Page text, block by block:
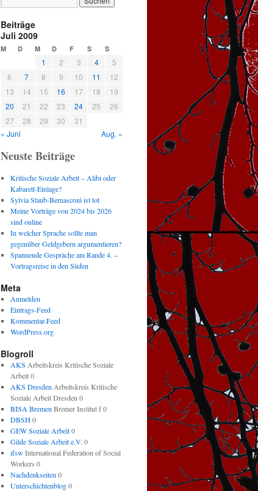
Beiträge
Juli 2009
M D M D F S S
1 2 3 4
5
6
7 8 9 10 11
12
13
14 15 16 17 18
19
20
21 22 23 24 25
26
27
28 29 30
31
« Juni
Aug. »
Neuste Beiträge
Kritische Soziale Arbeit – Alibi oder
Kabarett-Einlage?
Sylvia Staub-Bernasconi ist tot
Meine Vorträge von 2024 bis 2026
sind online
In welcher Sprache sollte man
gegenüber Geldgebern argumentieren?
Spannende Gespräche am Rande 4. –
Vortragsreise in den Süden
Meta
Anmelden
Eintrags-Feed
Kommentar-Feed
WordPress.org
Blogroll
AKS Arbeitskreis Kritische Soziale
Arbeit 0
AKS Dresden Arbeitskreis Kritische
Soziale Arbeit Dresden 0
BISA Bremen Bremer Institut f 0
DBSH0
GEW Soziale Arbeit0
Gilde Soziale Arbeit e.V. 0
ifswInternational Federation of Social
Workers 0
Nachdenkseiten 0
Unterschichtenblog0